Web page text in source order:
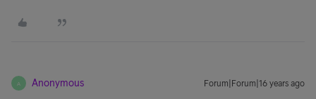
A Anonymous Forum|Forum|16 years ago